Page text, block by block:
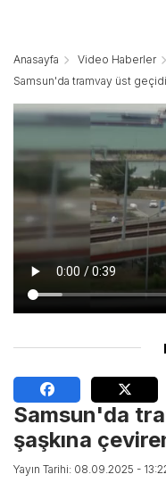
Anasayfa Video Haberler
Samsun'da tramvay üst
Samsun'da
şaşkına
Yayın Tarihi: 08.09.2025 -